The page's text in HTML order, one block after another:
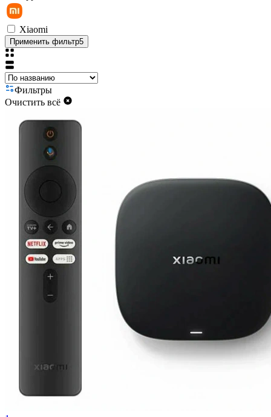
Xiaomi
Применить фильтр5
Фильтры
Очистить всё